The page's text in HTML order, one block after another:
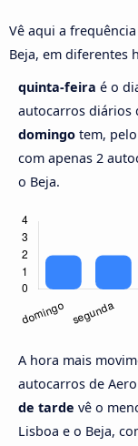
Vê aqui a
Beja, em diferentes
quinta-feira é o
autocarros diários
domingo tem,
com apenas 2
o Beja.
A hora mais
autocarros de
de tarde vê o
Lisboa e o Beja,